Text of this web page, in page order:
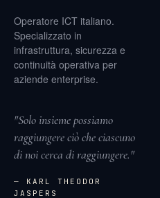
Operatore ICT italiano.
Specializzato in
infrastruttura, sicurezza e
continuità operativa per
aziende enterprise.
"Solo insieme possiamo
raggiungere ciò che ciascuno
di noi cerca di raggiungere."
— KARL THEODOR
JASPERS